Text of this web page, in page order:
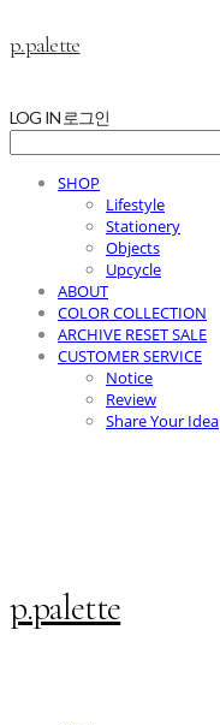
p.palette
LOG IN 로그인
SHOP
Lifestyle
Stationery
Objects
Upcycle
ABOUT
COLOR COLLECTION
ARCHIVE RESET SALE
CUSTOMER SERVICE
Notice
Review
Share Your Idea
p.palette